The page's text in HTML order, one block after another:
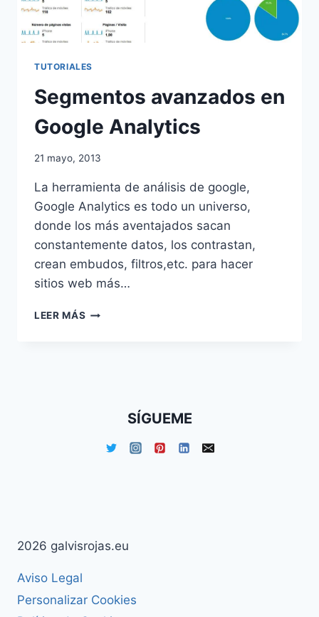
TUTORIALES
Segmentos avanzados en
Google Analytics
21 mayo, 2013
La herramienta de análisis de google,
Google Analytics es todo un universo,
donde los más aventajados sacan
constantemente datos, los contrastan,
crean embudos, filtros,etc. para hacer
sitios web más…
LEER MÁS SEGMENTOS
SÍGUEME
2026 galvisrojas.eu
Aviso Legal
Personalizar Cookies